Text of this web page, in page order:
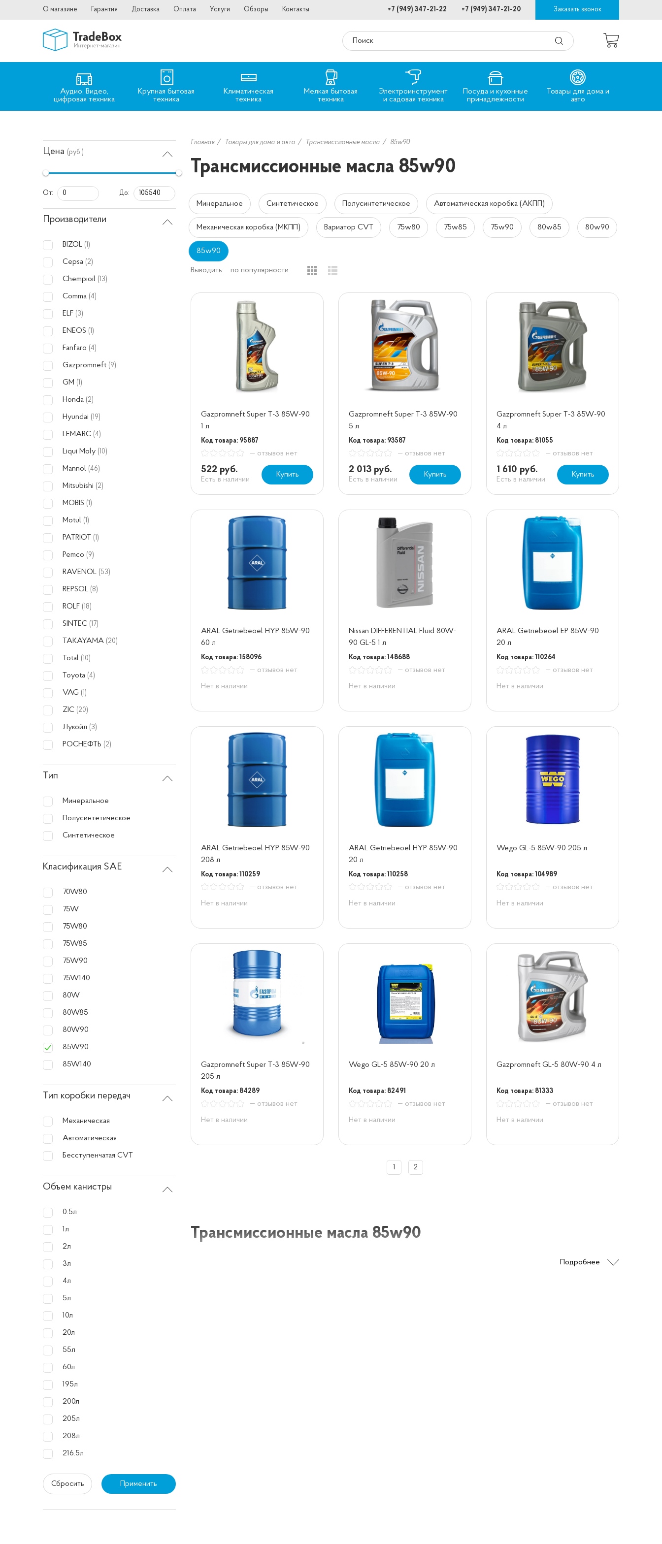
О магазине Гарантия Доставка Оплата Услуги Обзоры Контакты Заказать звонок
+7 (949) 347-21-20
+7 (949) 347-21-22
Аудио, Видео,
цифровая техника
Крупная бытовая
техника
Климатическая
техника
Мелкая бытовая
техника
Электроинструмент
и садовая техника
Посуда и кухонные
принадлежности
Товары для дома и
авто
Цена (руб.)
От: До:
Производители
BIZOL (1)
Cepsa (2)
Chempioil (13)
Comma (4)
ELF (3)
ENEOS (1)
Fanfaro (4)
Gazpromneft (9)
GM (1)
Honda (2)
Hyundai (19)
LEMARC (4)
Liqui Moly (10)
Mannol (46)
Mitsubishi (2)
MOBIS (1)
Motul (1)
PATRIOT (1)
Pemco (9)
RAVENOL (53)
REPSOL (8)
ROLF (18)
SINTEC (17)
TAKAYAMA (20)
Total (10)
Toyota (4)
VAG (1)
ZIC (20)
Лукойл (3)
РОСНЕФТЬ (2)
Тип
Минеральное
Полусинтетическое
Синтетическое
Класификация SAE
70W80
75W
75W80
75W85
75W90
75W140
80W
80W85
80W90
85W90
85W140
Тип коробки передач
Механическая
Автоматическая
Бесступенчатая CVT
Объем канистры
0.5л
1л
2л
3л
4л
5л
10л
20л
55л
60л
195л
200л
205л
208л
216.5л
Сбросить Применить
Главная Товары для дома и авто Трансмиссионные масла 85w90
Трансмиссионные масла 85w90
Минеральное Синтетическое Полусинтетическое Автоматическая коробка (АКПП)
Механическая коробка (МКПП) Вариатор CVT 75w80 75w85 75w90 80w85 80w90
85w90
Выводить: по популярности
Gazpromneft Super T-3 85W-90
1 л
Код товара: 95887
— отзывов нет
522 руб.
Есть в наличии
Купить
Gazpromneft Super T-3 85W-90
5 л
Код товара: 93587
— отзывов нет
2 013 руб.
Есть в наличии
Купить
Gazpromneft Super T-3 85W-90
4 л
Код товара: 81055
— отзывов нет
1 610 руб.
Есть в наличии
Купить
ARAL Getriebeoel HYP 85W-90
60 л
Код товара: 158096
— отзывов нет
Нет в наличии
Nissan DIFFERENTIAL Fluid 80W-
90 GL-5 1 л
Код товара: 148688
— отзывов нет
Нет в наличии
ARAL Getriebeoel EP 85W-90
20 л
Код товара: 110264
— отзывов нет
Нет в наличии
ARAL Getriebeoel HYP 85W-90
208 л
Код товара: 110259
— отзывов нет
Нет в наличии
ARAL Getriebeoel HYP 85W-90
20 л
Код товара: 110258
— отзывов нет
Нет в наличии
Wego GL-5 85W-90 205 л
Код товара: 104989
— отзывов нет
Нет в наличии
Gazpromneft Super T-3 85W-90
205 л
Код товара: 84289
— отзывов нет
Нет в наличии
Wego GL-5 85W-90 20 л
Код товара: 82491
— отзывов нет
Нет в наличии
Gazpromneft GL-5 80W-90 4 л
Код товара: 81333
— отзывов нет
Нет в наличии
2
Подробнее
Трансмиссионные масла 85w90
Трансмиссионные масла 85w90 - это высококачественные специальные масла, разработанные для